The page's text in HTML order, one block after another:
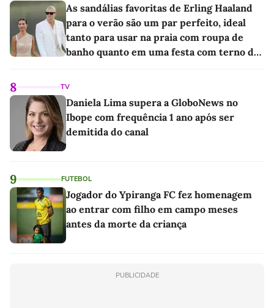
As sandálias favoritas de Erling Haaland
para o verão são um par perfeito, ideal
tanto para usar na praia com roupa de
banho quanto em uma festa com terno de
8 TV
Daniela Lima supera a GloboNews no
Ibope com frequência 1 ano após ser
demitida do canal
9 FUTEBOL
Jogador do Ypiranga FC fez homenagem
ao entrar com filho em campo meses
antes da morte da criança
PUBLICIDADE